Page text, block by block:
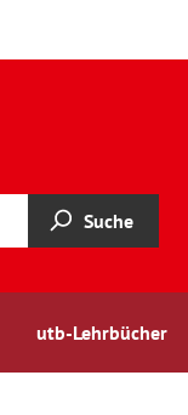
Suche
utb-Lehrbücher